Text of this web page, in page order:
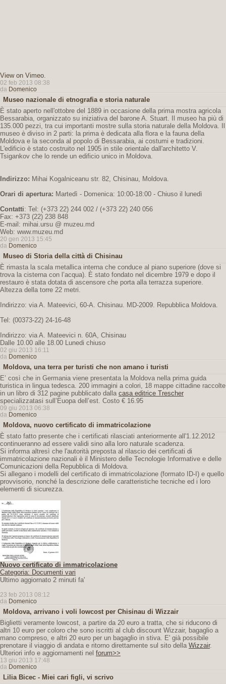
View on Vimeo.
02 feb 2013 08:38
da Domenico
Museo nazionale di etnografia e storia naturale
È stato aperto nell'ottobre del 1889 in occasione della prima mostra agricola
Bessarabia, organizzato su iniziativa del barone A. Stuart. Il museo ha più di
135.000 pezzi, tra cui importanti mostre sulla storia naturale della Moldova. Il
museo è diviso in 2 parti: la prima è dedicata alla flora e la fauna della
Moldova e la seconda al popolo di Bessarabia, ai costumi e tradizioni.
L'edificio è stato costruito nel 1905 in stile orientale dall'architetto V.
Tsigankov che lo rende un edificio unico in Moldova.
Indirizzo: Mihai Kogalniceanu str. 82, Chisinau, Moldova.
Orari di apertura: Martedì - Domenica: 10:00-18:00 - Chiuso il lunedì
Contatti: Tel: (+373 22) 244 002 / (+373 22) 240 056
Fax: +373 (22) 238 848
E-mail: mihai.ursu @ muzeu.md
Web: www.muzeu.md
20 gen 2013 15:45
da Domenico
Museo di Storia della città di Chisinau
È rimasta la scala metallica interna che conduce al piano superiore (dove si
trova la cisterna con l’acqua). È stato fondato nel dicembre 1979 e dopo il
restauro è stata dotata di ascensore che porta alla terrazza superiore.
Altezza della torre 22 metri.
Indirizzo: via A. Mateevici, 60-A. Chisinau. MD-2009. Repubblica Moldova.
Tel: (00373-22) 24-16-48
Indirizzo: via A. Mateevici n. 60A, Chisinau
Dalle 10.00 alle 18.00 Lunedi chiuso
02 giu 2013 16:11
da Domenico
Moldova, una terra per turisti che non amano i turisti
E’ così che in Germania viene presentata la Moldova nella prima guida
turistica in lingua tedesca. 200 immagini a colori, 18 mappe cittadine raccolte
in un libro di 312 pagine pubblicato dalla casa editrice Trescher
specializzatasi sull’Euopa dell’est. Costo € 16.95
09 giu 2013 06:38
da Domenico
Moldova, nuovo certificato di immatricolazione
È stato fatto presente che i certificati rilasciati anteriormente all'1.12.2012
continueranno ad essere validi sino alla loro naturale scadenza.
Si informa altresì che l'autorità preposta al rilascio dei certificati di
immatricolazione nazionali è il Ministero delle Tecnologie Informative e delle
Comunicazioni della Repubblica di Moldova.
Si allegano i modelli del certificato di immatricolazione (formato ID-I) e quello
provvisorio, nonché la descrizione delle caratteristiche tecniche ed i loro
elementi di sicurezza.
Nuovo certificato di immatricolazione
Categoria: Documenti vari
Ultimo aggiornato 2 minuti fa'
23 feb 2013 08:12
da Domenico
Moldova, arrivano i voli lowcost per Chisinau di Wizzair
Biglietti veramente lowcost, a partire da 20 euro a tratta, che si riducono di
altri 10 euro per coloro che sono iscritti al club discount Wizzair, bagaglio a
mano compreso, e altri 20 euro per un bagaglio in stiva. E' già possibile
prenotare il viaggio di andata e ritorno direttamente sul sito della Wizzair.
Ulteriori info e aggiornamenti nel forum>>
13 giu 2013 17:48
da Domenico
Lilia Bicec - Miei cari figli, vi scrivo